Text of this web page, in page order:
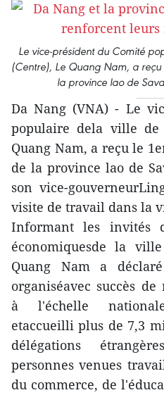
Le vice-président du Comité
(Centre), Le Quang Nam, a
la province lao de
Da Nang (VNA) - Le
populaire dela ville de
Quang Nam, a reçu le
de la province lao de
son vice-
visite de travail dans la
Informant les invités
économiquesde la
Quang Nam a
organiséavec succès
à l'échelle
etaccueilli plus de 7,3
délégations
personnes venues
du commerce, de